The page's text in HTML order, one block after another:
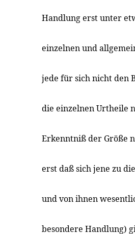
Handlung erst unter
einzelnen und
jede für sich nicht den
die einzelnen Urtheile
Erkenntniß der Größe
erst daß sich jene zu
und von ihnen
besondere Handlung)